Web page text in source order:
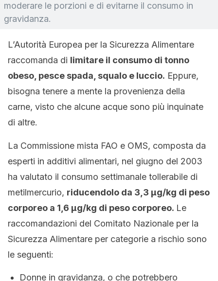
moderare le porzioni e di evitarne il consumo in
gravidanza.
L’Autorità Europea per la Sicurezza Alimentare
raccomanda di limitare il consumo di tonno
obeso, pesce spada, squalo e luccio. Eppure,
bisogna tenere a mente la provenienza della
carne, visto che alcune acque sono più inquinate
di altre.
La Commissione mista FAO e OMS, composta da
esperti in additivi alimentari, nel giugno del 2003
ha valutato il consumo settimanale tollerabile di
metilmercurio, riducendolo da 3,3 µg/kg di peso
corporeo a 1,6 µg/kg di peso corporeo. Le
raccomandazioni del Comitato Nazionale per la
Sicurezza Alimentare per categorie a rischio sono
le seguenti:
Donne in gravidanza, o che potrebbero